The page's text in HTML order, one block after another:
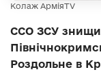
Колаж АрміяTV
ССО ЗСУ
Роздольне в